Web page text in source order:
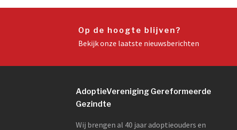
Op de hoogte blijven?
Bekijk onze laatste nieuwsberichten
AdoptieVereniging Gereformeerde
Gezindte
Wij brengen al 40 jaar adoptieouders en